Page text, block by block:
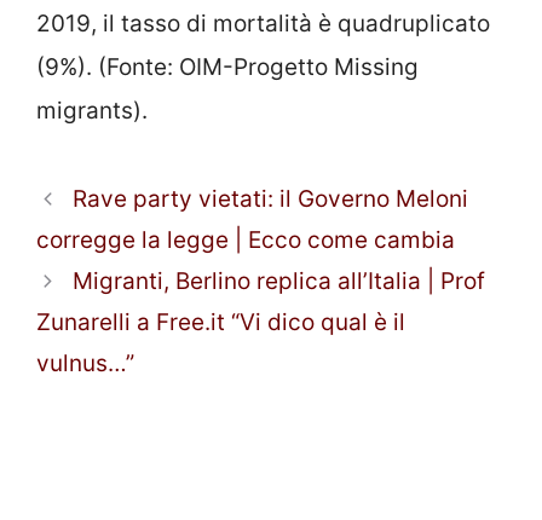
2019, il tasso di mortalità è quadruplicato
(9%). (Fonte: OIM-Progetto Missing
migrants).
Rave party vietati: il Governo Meloni
corregge la legge | Ecco come cambia
Migranti, Berlino replica all’Italia | Prof
Zunarelli a Free.it “Vi dico qual è il
vulnus…”